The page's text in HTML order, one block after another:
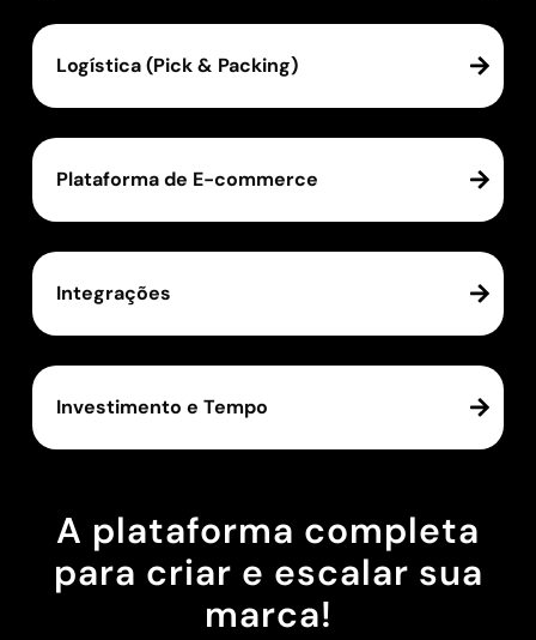
Logística (Pick & Packing)
Plataforma de E-commerce
Integrações
Investimento e Tempo
A plataforma completa
para criar e escalar sua
marca!